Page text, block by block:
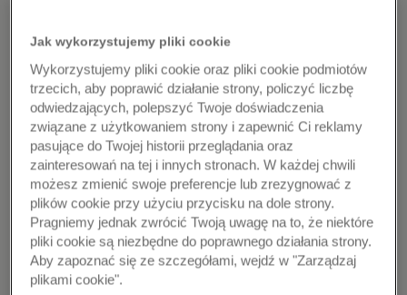
Działania Mastercard w zakresie testowania rozwiązań
do weryfikacji tożsamości cyfrowej obejmują również
odrębną umowę z Pocztą Australijską. Współpraca ta ma
na celu integrację z rozwiązaniem Digital iD tej
państwowej spółki, tak aby umożliwić Australijczykom
łatwą identyfikację podczas korzystania z usług
pocztowych.
„Poczta Australijska jest bardzo zadowolona z
możliwości uczestniczenia w tym programie
pilotażowym. Pomoże on zwiększyć świadomość
Australijczyków dotyczącą tożsamości cyfrowej oraz
zapewnić użytkownikom naszego rozwiązania Digital iD
dostęp do większej liczby funkcji”
Jak wykorzystujemy pliki cookie
Wykorzystujemy pliki cookie oraz pliki cookie podmiotów
trzecich, aby poprawić działanie strony, policzyć liczbę
odwiedzających, polepszyć Twoje doświadczenia
związane z użytkowaniem strony i zapewnić Ci reklamy
pasujące do Twojej historii przeglądania oraz
zainteresowań na tej i innych stronach. W każdej chwili
możesz zmienić swoje preferencje lub zrezygnować z
plików cookie przy użyciu przycisku na dole strony.
Pragniemy jednak zwrócić Twoją uwagę na to, że niektóre
pliki cookie są niezbędne do poprawnego działania strony.
Aby zapoznać się ze szczegółami, wejdź w "Zarządzaj
plikami cookie".